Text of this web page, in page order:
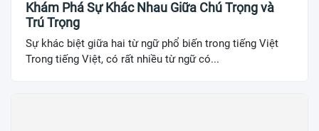
Khám Phá Sự Khác Nhau Giữa Chú Trọng và
Trú Trọng
Sự khác biệt giữa hai từ ngữ phổ biến trong tiếng Việt
Trong tiếng Việt, có rất nhiều từ ngữ có...